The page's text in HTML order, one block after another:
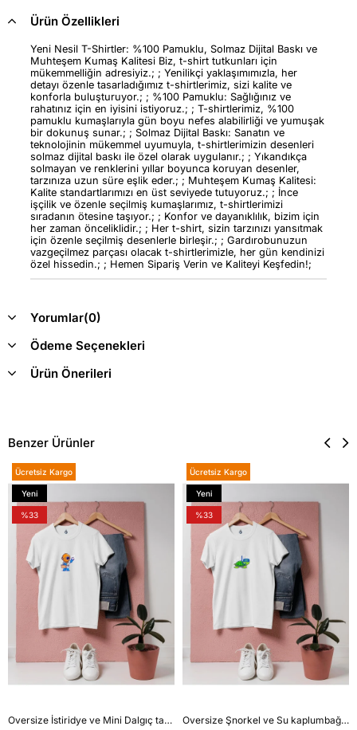
Ürün Özellikleri
Yeni Nesil T-Shirtler: %100 Pamuklu, Solmaz Dijital Baskı ve
Muhteşem Kumaş Kalitesi Biz, t-shirt tutkunları için
mükemmelliğin adresiyiz.; ; Yenilikçi yaklaşımımızla, her
detayı özenle tasarladığımız t-shirtlerimiz, sizi kalite ve
konforla buluşturuyor.; ; %100 Pamuklu: Sağlığınız ve
rahatınız için en iyisini istiyoruz.; ; T-shirtlerimiz, %100
pamuklu kumaşlarıyla gün boyu nefes alabilirliği ve yumuşak
bir dokunuş sunar.; ; Solmaz Dijital Baskı: Sanatın ve
teknolojinin mükemmel uyumuyla, t-shirtlerimizin desenleri
solmaz dijital baskı ile özel olarak uygulanır.; ; Yıkandıkça
solmayan ve renklerini yıllar boyunca koruyan desenler,
tarzınıza uzun süre eşlik eder.; ; Muhteşem Kumaş Kalitesi:
Kalite standartlarımızı en üst seviyede tutuyoruz.; ; İnce
işçilik ve özenle seçilmiş kumaşlarımız, t-shirtlerimizi
sıradanın ötesine taşıyor.; ; Konfor ve dayanıklılık, bizim için
her zaman önceliklidir.; ; Her t-shirt, sizin tarzınızı yansıtmak
için özenle seçilmiş desenlerle birleşir.; ; Gardırobunuzun
vazgeçilmez parçası olacak t-shirtlerimizle, her gün kendinizi
özel hissedin.; ; Hemen Sipariş Verin ve Kaliteyi Keşfedin!;
Yorumlar(0)
Ödeme Seçenekleri
Ürün Önerileri
Benzer Ürünler
Oversize İstiridye ve Mini Dalgıç tasarım unisex T-shirt
Ücretsiz Kargo
Yeni
Ürün
%33
Oversize Şnorkel ve Su kaplumbağası tasarım unisex T-shirt
Ücretsiz Kargo
Yeni
Ürün
%33